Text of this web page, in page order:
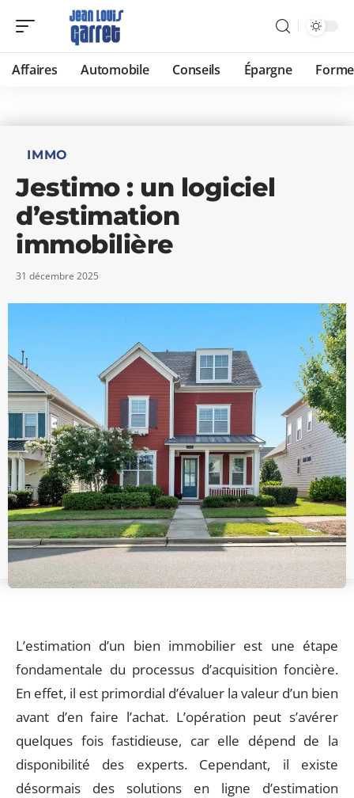
Affaires Automobile Conseils Épargne Forme
IMMO
Jestimo : un logiciel
d’estimation
immobilière
31 décembre 2025
L’estimation d’un bien immobilier est une étape
fondamentale du processus d’acquisition foncière.
En effet, il est primordial d’évaluer la valeur d’un bien
avant d’en faire l’achat. L’opération peut s’avérer
quelques fois fastidieuse, car elle dépend de la
disponibilité des experts. Cependant, il existe
désormais des solutions en ligne d’estimation